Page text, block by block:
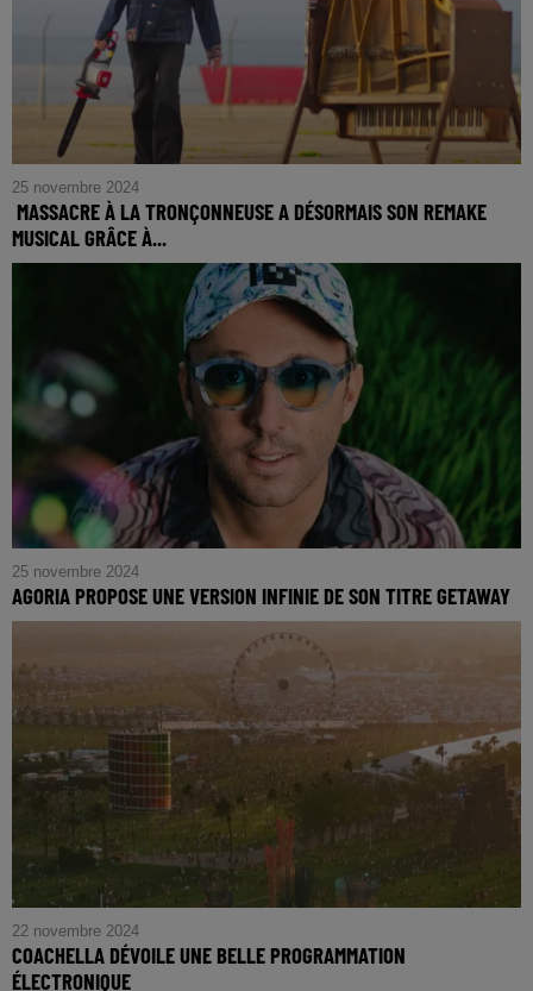
25 novembre 2024
MASSACRE À LA TRONÇONNEUSE A DÉSORMAIS SON REMAKE
MUSICAL GRÂCE À...
25 novembre 2024
AGORIA PROPOSE UNE VERSION INFINIE DE SON TITRE GETAWAY
22 novembre 2024
COACHELLA DÉVOILE UNE BELLE PROGRAMMATION
ÉLECTRONIQUE